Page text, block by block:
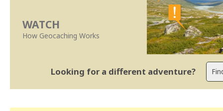
WATCH
How Geocaching Works
Looking for a different adventure?